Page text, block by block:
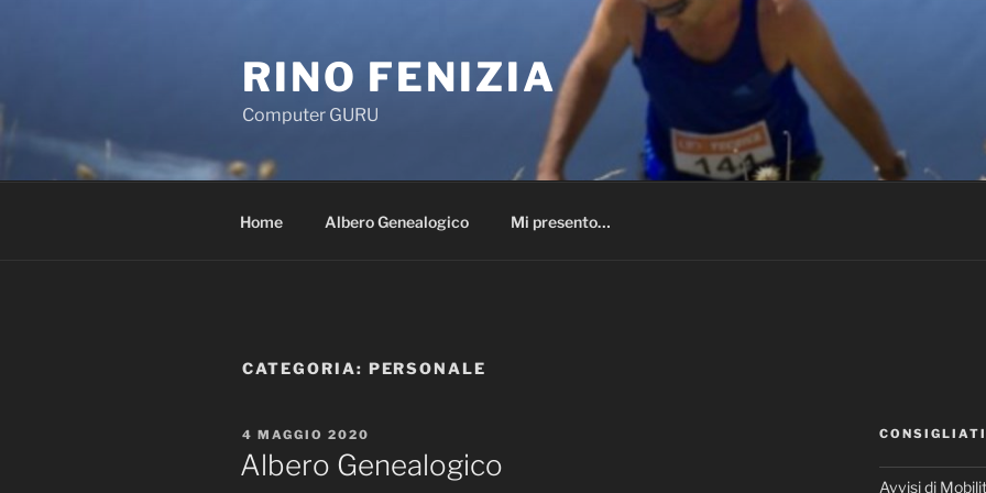
RINO FENIZIA
Computer GURU
Home Albero Genealogico Mi presento…
CATEGORIA: PERSONALE
PUBBLICATO
IL
4 MAGGIO 2020
Albero Genealogico
CONSIGLIATI
Avvisi di